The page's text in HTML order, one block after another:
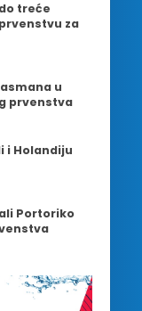
treće
za
u
prvenstva
i Holandiju
Portoriko